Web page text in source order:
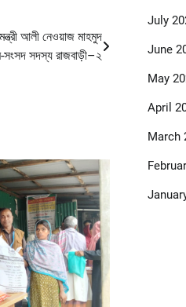
আলী নেওয়াজ মাহমুদ
সংসদ সদস্য রাজবাড়ী–২
July
June
May
April
March